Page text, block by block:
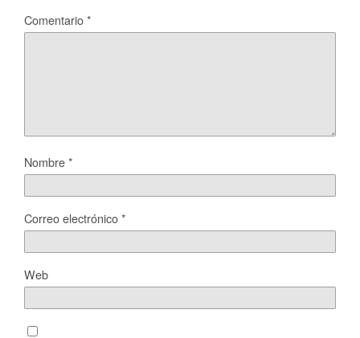
Comentario*
Nombre*
Correo electrónico*
Web